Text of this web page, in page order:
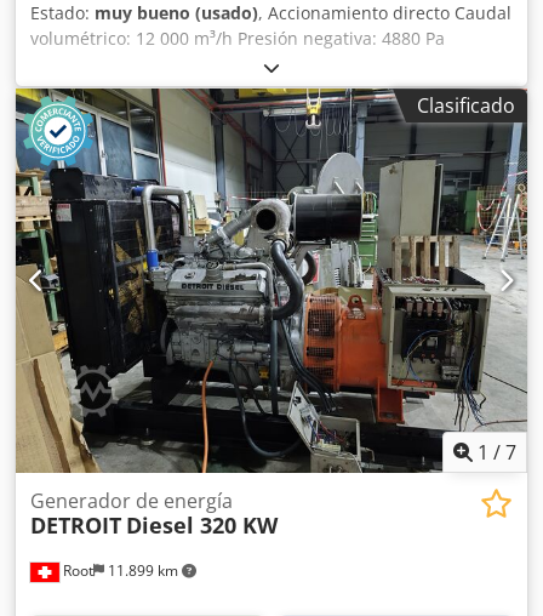
Estado: muy bueno (usado), Accionamiento directo Caudal
volumétrico: 12 000 m³/h Presión negativa: 4880 Pa
Potencia del motor: 26 (30) kW Velocidad de rotación: 2950
rpm Cedpfxsh Tfqho Aicorf Diámetro de la entrada: 400
mm Diámetro de la salida: 400 mm Dimensiones (largo x
ancho x alto): 1150 x 1200 x 1850 mm Nota: máquinas de
segunda mano: • Salvo errores en las especificaciones
técnicas y venta previa. • Los precios indicados son precios
de recogida en las instalaciones, con carga gratuita. • Las
máquinas han sido limpiadas y se ha verificado su
funcionamiento. • Todas las máquinas se venden en el
estado en que se encuentran, sin garantía de ningún tipo.
• El comprador tiene derecho a inspeccionar las máquinas
en las instalaciones. • Los acuerdos especiales solo son
posibles por escrito. (Solo responderemos a las consultas
si se indica la dirección y el número de teléfono).
Clasificado
1 /7
Root 11.899 km
Generador de energía
DETROIT Diesel 320 KW